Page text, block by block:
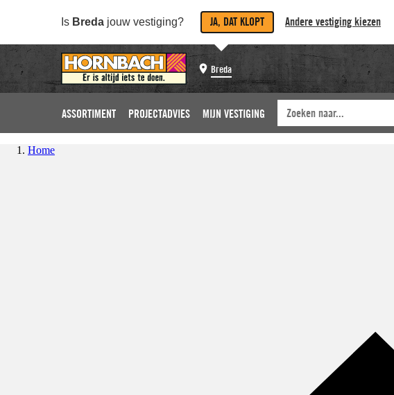
Is Breda jouw vestiging? JA, DAT KLOPT Andere vestiging kiezen
Breda
ASSORTIMENT PROJECTADVIES MIJN VESTIGING
Home